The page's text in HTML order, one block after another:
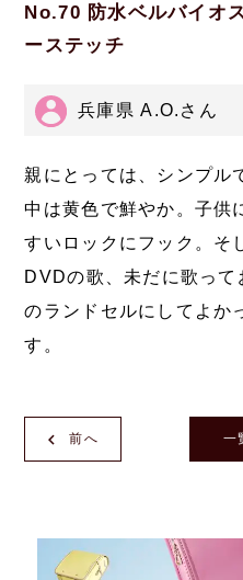
No.70 防水ベルバイオ
ーステッチ
兵庫県 A.O.さん
親にとっては、シンプル
中は黄色で鮮やか。子供
すいロックにフック。そ
DVDの歌、未だに歌っ
のランドセルにしてよか
す。
前へ 一